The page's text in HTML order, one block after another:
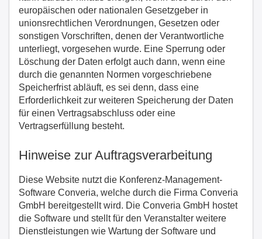
europäischen oder nationalen Gesetzgeber in
unionsrechtlichen Verordnungen, Gesetzen oder
sonstigen Vorschriften, denen der Verantwortliche
unterliegt, vorgesehen wurde. Eine Sperrung oder
Löschung der Daten erfolgt auch dann, wenn eine
durch die genannten Normen vorgeschriebene
Speicherfrist abläuft, es sei denn, dass eine
Erforderlichkeit zur weiteren Speicherung der Daten
für einen Vertragsabschluss oder eine
Vertragserfüllung besteht.
Hinweise zur Auftragsverarbeitung
Diese Website nutzt die Konferenz-Management-
Software Converia, welche durch die Firma Converia
GmbH bereitgestellt wird. Die Converia GmbH hostet
die Software und stellt für den Veranstalter weitere
Dienstleistungen wie Wartung der Software und